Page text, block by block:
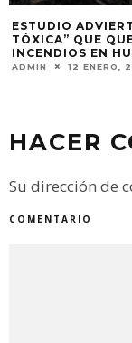
ESTUDIO
TÓXICA” QUE
INCENDIOS EN
ADMIN 12 ENERO,
HACER
Su dirección de
COMENTARIO